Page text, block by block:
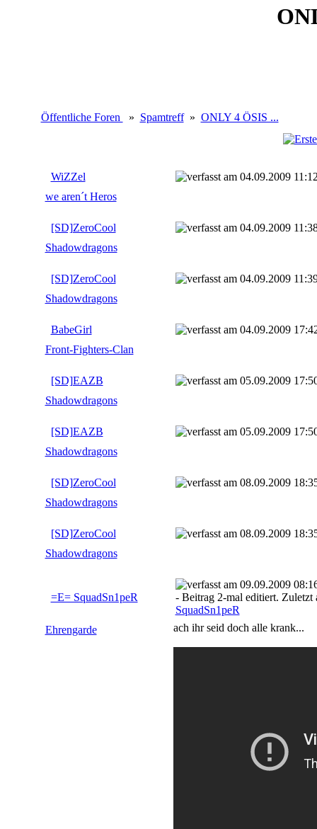
Öffentliche Foren » Spamtreff» ONLY 4 ÖSIS ...
WiZZel
04.09.2009
we aren´t Heros
[SD]ZeroCool
04.09.2009
Shadowdragons
[SD]ZeroCool
04.09.2009
Shadowdragons
BabeGirl
04.09.2009
Front-Fighters-Clan
[SD]EAZB
05.09.2009
Shadowdragons
[SD]EAZB
05.09.2009
Shadowdragons
[SD]ZeroCool
08.09.2009
Shadowdragons
[SD]ZeroCool
08.09.2009
Shadowdragons
=E= SquadSn1peR
09.09.2009
- Beitrag 2-mal editiert. Zuletzt
SquadSn1peR
Ehrengarde
ach ihr seid doch alle krank...